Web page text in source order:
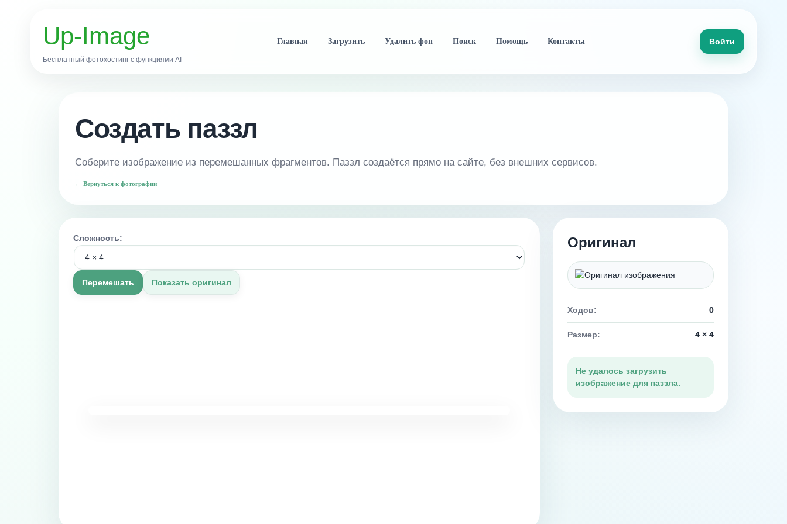
Up-Image
Бесплатный фотохостинг с функциями AI
Главная Загрузить Удалить фон Поиск Помощь Контакты Войти
Создать паззл
Соберите изображение из перемешанных фрагментов. Паззл создаётся прямо на сайте, без внешних сервисов.
← Вернуться к фотографии
Сложность:
Перемешать Показать оригинал
Оригинал
Ходов: 0
Размер: 4 × 4
Не удалось загрузить
изображение для паззла.